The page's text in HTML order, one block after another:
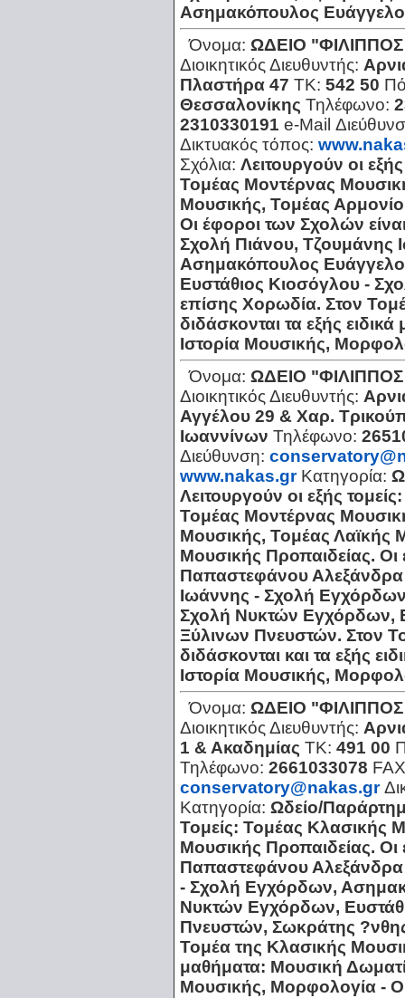
Ασημακόπουλος
Όνομα: ΩΔΕΙΟ
Διοικητικός Διευθυντής:
Πλαστήρα 47 ΤΚ: 542 50
Θεσσαλονίκης Τηλέφωνο:
2310330191 e-Mail
Δικτυακός τόπος:
Σχόλια: Λειτουργούν οι
Τομέας Μοντέρνας
Μουσικής, Τομέας
Οι έφοροι των Σχολών
Σχολή Πιάνου, Τζουμάνης
Ασημακόπουλος
Ευστάθιος Κιοσόγλου -
επίσης Χορωδία. Στον
διδάσκονται τα εξής
Ιστορία Μουσικής,
Όνομα: ΩΔΕΙΟ
Διοικητικός Διευθυντής:
Αγγέλου 29 & Χαρ.
Ιωαννίνων Τηλέφωνο:
Διεύθυνση:
www.nakas.gr Κατηγορία:
Λειτουργούν οι εξής
Τομέας Μοντέρνας
Μουσικής, Τομέας Λαϊκής
Μουσικής Προπαιδείας. Οι
Παπαστεφάνου
Ιωάννης - Σχολή
Σχολή Νυκτών Εγχόρδων,
Ξύλινων Πνευστών. Στον
διδάσκονται και τα εξής
Ιστορία Μουσικής,
Όνομα: ΩΔΕΙΟ
Διοικητικός Διευθυντής:
1 & Ακαδημίας ΤΚ: 491 00
Τηλέφωνο: 2661033078
conservatory@nakas.gr
Κατηγορία: Ωδείο/
Τομείς: Τομέας Κλασικής
Μουσικής Προπαιδείας.
Παπαστεφάνου
- Σχολή Εγχόρδων,
Νυκτών Εγχόρδων,
Πνευστών, Σωκράτης
Τομέα της Κλασικής
μαθήματα: Μουσική
Μουσικής, Μορφολογία -